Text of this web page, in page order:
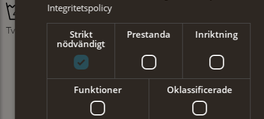
Tvättas med liknande färger
Integritetspolicy
Strikt
nödvändigt
Prestanda Inriktning
Funktioner Oklassificerade